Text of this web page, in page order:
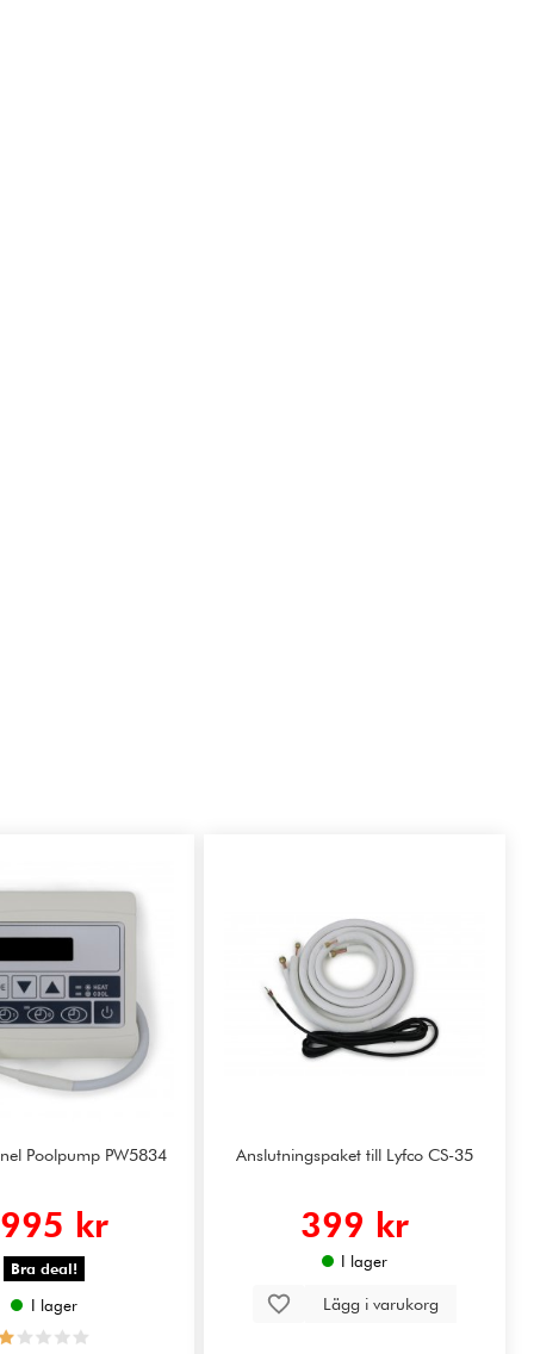
Poolpump PW5834
kr
Bra deal!
I lager
Anslutningspaket till Lyfco CS-35
399 kr
I lager
Lägg i varukorg